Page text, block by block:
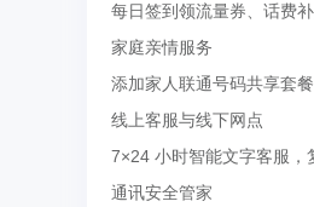
每日签到领流量券、话费
家庭亲情服务
添加家人联通号码共享套
线上客服与线下网点
7×24 小时智能文字客服，
通讯安全管家